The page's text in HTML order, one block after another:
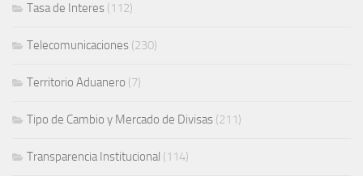
Tasa de Interes (112)
Telecomunicaciones (230)
Territorio Aduanero (7)
Tipo de Cambio y Mercado de Divisas (211)
Transparencia Institucional (114)